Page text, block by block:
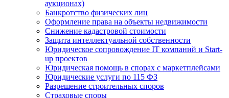
аукционах)
Банкротство физических лиц
Оформление права на объекты недвижимости
Снижение кадастровой стоимости
Защита интеллектуальной собственности
Юридическое сопровождение IT компаний и Start-
up проектов
Юридическая помощь в спорах с маркетплейсами
Юридические услуги по 115 ФЗ
Разрешение строительных споров
Страховые споры